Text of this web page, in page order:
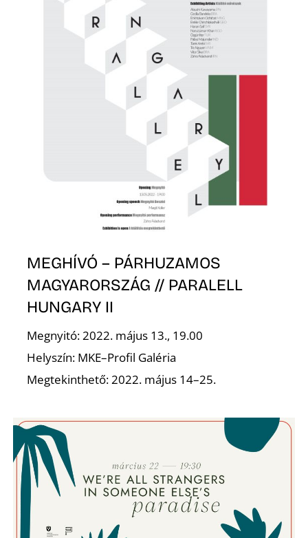
MEGHÍVÓ – PÁRHUZAMOS
MAGYARORSZÁG // PARALELL
HUNGARY II
Megnyitó: 2022. május 13., 19.00
Helyszín: MKE–Profil Galéria
Megtekinthető: 2022. május 14–25.